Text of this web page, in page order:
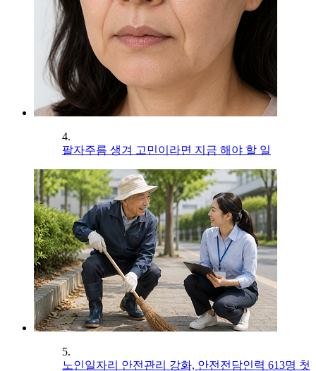
4.
팔자주름 생겨 고민이라면 지금 해야 할 일
5.
노인일자리 안전관리 강화, 안전전담인력 613명 첫